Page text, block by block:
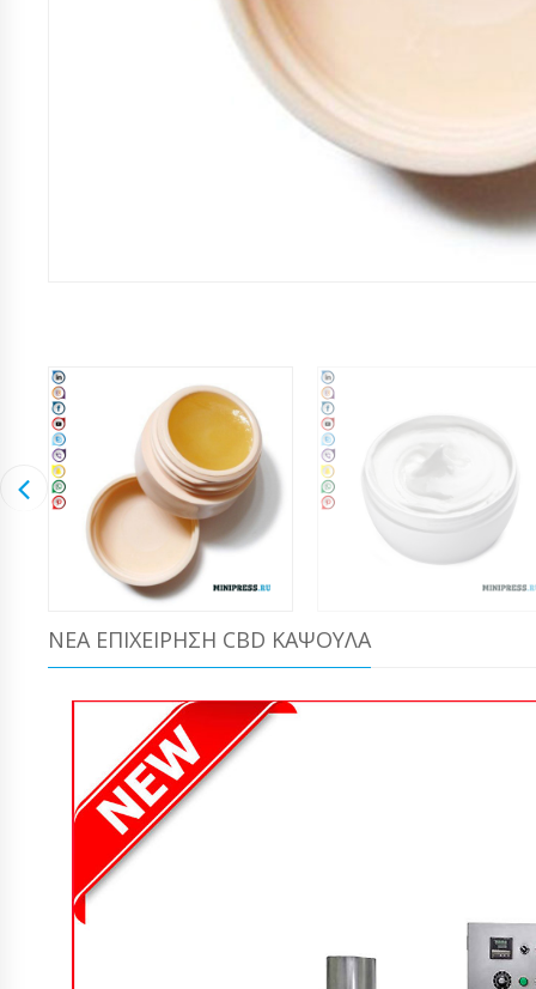
ΝΈΑ ΕΠΙΧΕΊΡΗΣΗ CBD ΚΆΨΟΥΛΑ